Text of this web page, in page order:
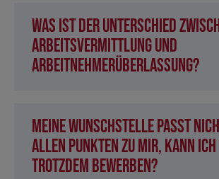
Was ist der Unterschied
Arbeitsvermittlung und
Arbeitnehmerüberlassung?
Meine Wunschstelle passt
allen Punkten zu mir, kann ich
trotzdem bewerben?